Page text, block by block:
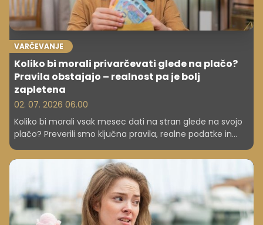
VARČEVANJE
Koliko bi morali privarčevati glede na plačo?
Pravila obstajajo – realnost pa je bolj
zapletena
02. 07. 2026 06.00
Koliko bi morali vsak mesec dati na stran glede na svojo
plačo? Preverili smo ključna pravila, realne podatke in